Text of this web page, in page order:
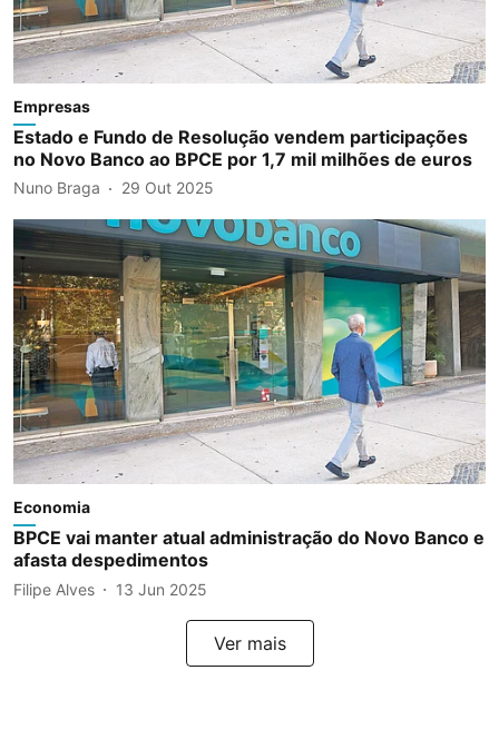
Empresas
Estado e Fundo de Resolução vendem participações
no Novo Banco ao BPCE por 1,7 mil milhões de euros
Nuno Braga 29 Out 2025
Economia
BPCE vai manter atual administração do Novo Banco e
afasta despedimentos
Filipe Alves 13 Jun 2025
Ver mais